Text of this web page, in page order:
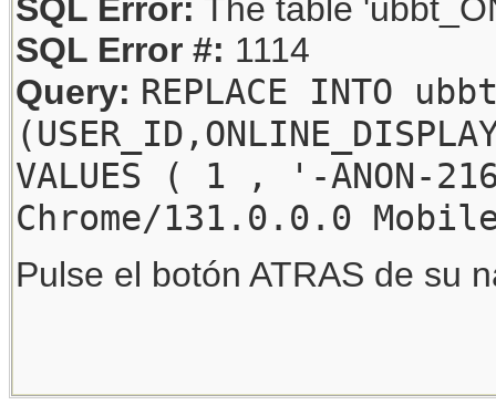
SQL Error: The table
SQL Error #: 1114
Query: REPLACE INTO
VALUES ( 1 , '-
Chrome/131.0.0.0
Pulse el botón ATRAS de su